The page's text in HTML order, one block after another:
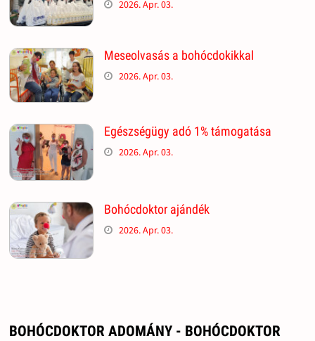
2026. Apr. 03.
Meseolvasás a bohócdokikkal
2026. Apr. 03.
Egészségügy adó 1% támogatása
2026. Apr. 03.
Bohócdoktor ajándék
2026. Apr. 03.
BOHÓCDOKTOR ADOMÁNY - BOHÓCDOKTOR